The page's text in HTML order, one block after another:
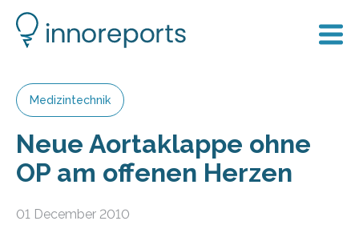
Medizintechnik
Neue Aortaklappe ohne
OP am offenen Herzen
01 December 2010